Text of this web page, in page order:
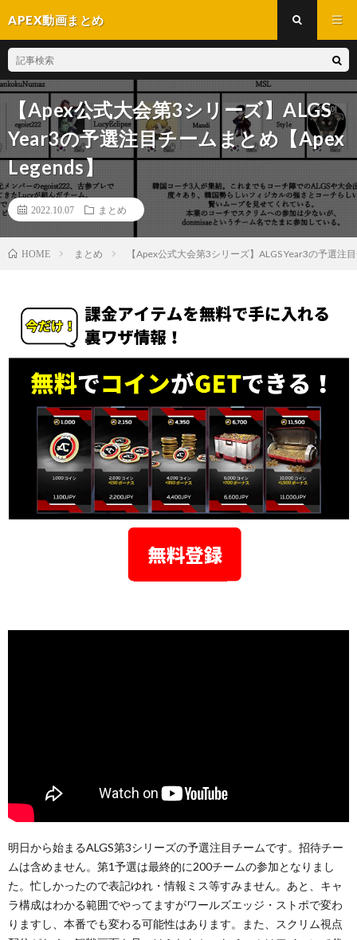
APEX動画まとめ
【Apex公式大会第3シリーズ】ALGS
Year3の予選注目チームまとめ【Apex
Legends】
2022.10.07 まとめ
HOME まとめ 【Apex公式大会第3シリーズ】ALGS Year3の予選注
明日から始まるALGS第3シリーズの予選注目チームです。招待チー
ムは含めません。第1予選は最終的に200チームの参加となりまし
た。忙しかったので表記ゆれ・情報ミス等すみません。あと、キャ
ラ構成はわかる範囲でやってますがワールズエッジ・ストポで変わ
りますし、本番でも変わる可能性はあります。また、スクリム視点